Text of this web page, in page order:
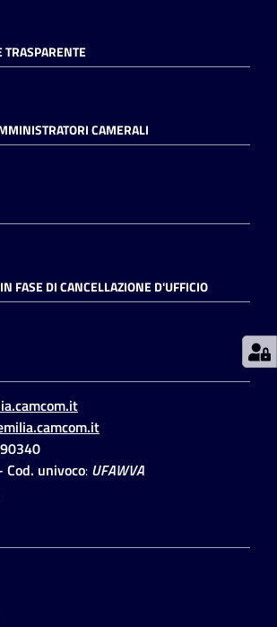
CAMERALI
FASE DI CANCELLAZIONE D'UFFICIO
univoco: UFAWVA